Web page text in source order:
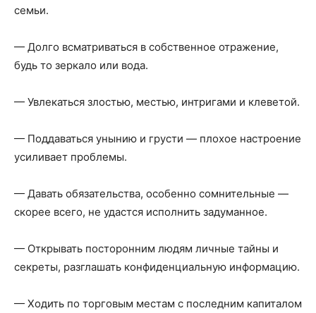
семьи.
— Долго всматриваться в собственное отражение,
будь то зеркало или вода.
— Увлекаться злостью, местью, интригами и клеветой.
— Поддаваться унынию и грусти — плохое настроение
усиливает проблемы.
— Давать обязательства, особенно сомнительные —
скорее всего, не удастся исполнить задуманное.
— Открывать посторонним людям личные тайны и
секреты, разглашать конфиденциальную информацию.
— Ходить по торговым местам с последним капиталом